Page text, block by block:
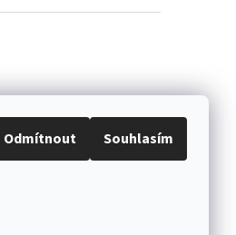
Odmítnout Souhlasím